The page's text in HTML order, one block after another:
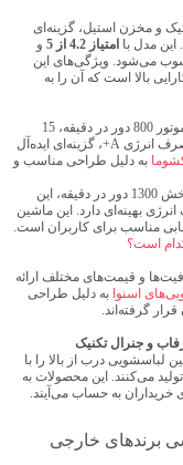
و مخزن استیل، گزینه‌ای
مدل با امتیاز 4.2 از 5
و
می‌شود. ویژگی‌های این
بالا است که آن را به
با ظرفیت 6 کیلوگرم، سرعت چرخش موتور 800 دور در دقیقه، 15
برنامه شستشو، قابلیت اضافه کردن لباس حین کار و مصرف انرژی A+، گزینه‌ای ایده‌آل
به دلیل طراحی مناسب و
با ظرفیت 9.6 کیلوگرم و سرعت چرخش 1300 دور در دقیقه، این
بهینه‌ای دارد. این ماشین
مناسب برای کاربران است.
است؟
و قیمت‌های مختلف ارائه
اسنوابه دلیل طراحی
گرفته‌اند.
و جنرال تکنیک
درب از بالا را با
می‌کنند. این محصولات به
به حساب می‌آیند.
برندهای خارجی